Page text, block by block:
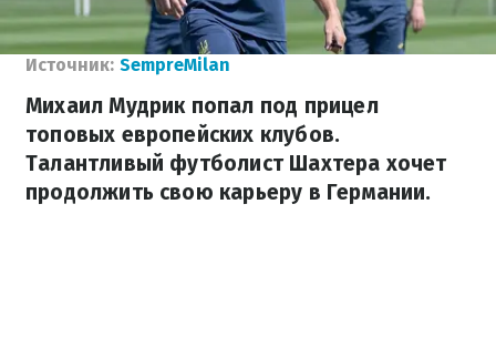
Источник: SempreMilan
Михаил Мудрик попал под прицел
топовых европейских клубов.
Талантливый футболист Шахтера хочет
продолжить свою карьеру в Германии.